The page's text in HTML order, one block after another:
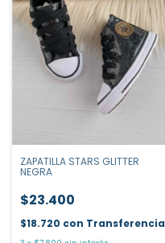
ZAPATILLA STARS GLITTER
NEGRA
$23.400
$18.720 con Transferencia